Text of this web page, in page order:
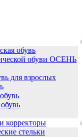
обувь
обуви ОСЕНЬ
для взрослых
корректоры
стельки